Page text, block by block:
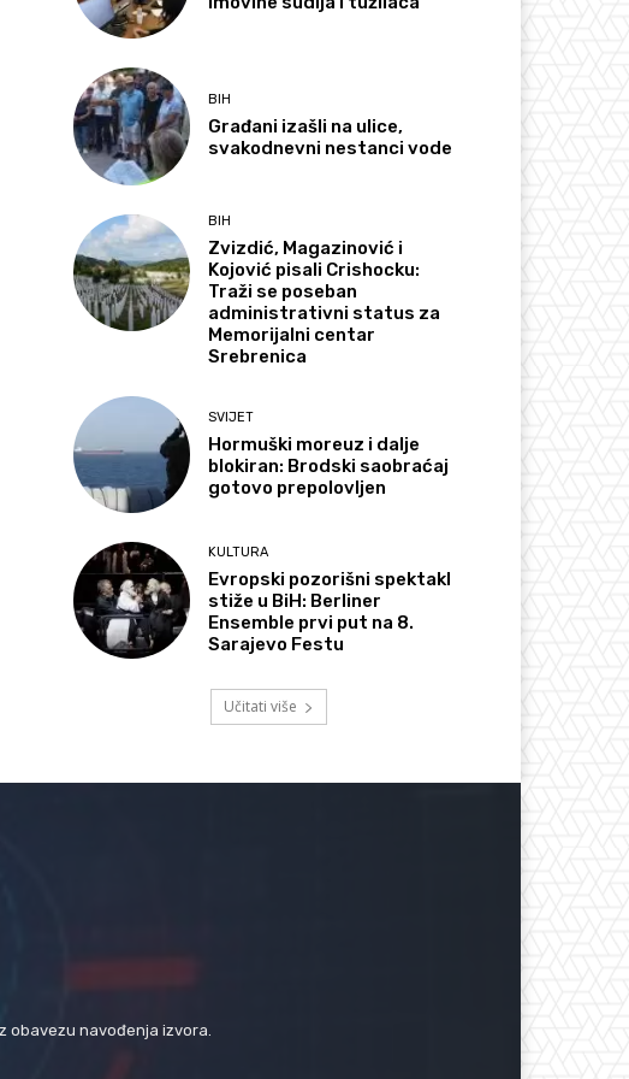
BIH
Građani izašli na ulice,
svakodnevni nestanci vode
BIH
Zvizdić, Magazinović i
Kojović pisali Crishocku:
Traži se poseban
administrativni status za
Memorijalni centar
Srebrenica
SVIJET
Hormuški moreuz i dalje
blokiran: Brodski saobraćaj
gotovo prepolovljen
KULTURA
Evropski pozorišni spektakl
stiže u BiH: Berliner
Ensemble prvi put na 8.
Sarajevo Festu
Učitati više
obavezu navođenja izvora.